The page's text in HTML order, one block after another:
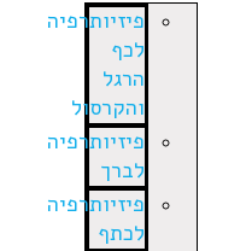
פיזיותרפיה
לכף
הרגל
והקרסול
פיזיותרפיה
לברך
פיזיותרפיה
לכתף